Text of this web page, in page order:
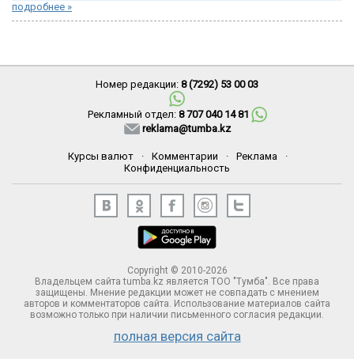
подробнее »
Номер редакции: 8 (7292) 53 00 03
Рекламный отдел: 8 707 040 14 81
reklama@tumba.kz
Курсы валют · Комментарии · Реклама
·
Конфиденциальность
Copyright © 2010-2026
Владельцем сайта tumba.kz является ТОО "Тумба". Все права
защищены. Мнение редакции может не совпадать с мнением
авторов и комментаторов сайта. Использование материалов сайта
возможно только при наличии письменного согласия редакции.
полная версия сайта